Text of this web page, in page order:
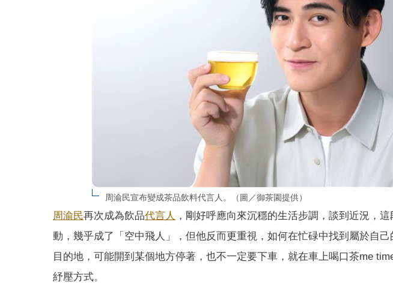
周渝民宣布變成茶品飲料代言人。（圖／御茶園提供）
周渝民再次成為飲品代言人 ，剛好呼應向來沉穩的生活步調，談到近況，
動，幾乎成了「空中飛人」，但他反而更重視，如何在忙碌中找到屬於自
目的地，可能開到某個地方停著，也不一定要下車，就在車上喝口茶me
紓壓方式。